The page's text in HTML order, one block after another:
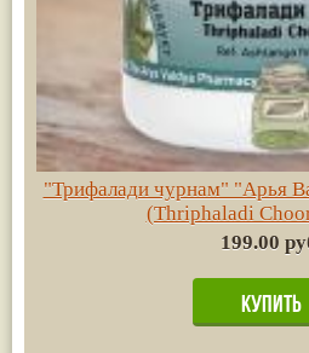
"Трифалади чурнам" "Арья
(Thriphaladi
199.00